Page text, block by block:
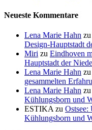
Neueste Kommentare
Lena Marie Hahn zu
Design-Hauptstadt
Miri zu Eindhoven
Hauptstadt der
Lena Marie Hahn zu
gesammelten
Lena Marie Hahn zu
Kühlungsborn und
ESTIKA zu Ostsee:
Kühlungsborn und